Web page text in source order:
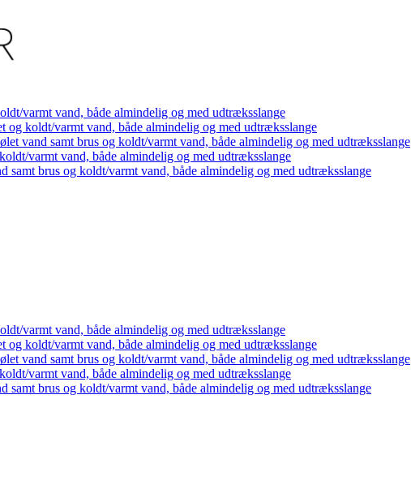
varmt vand, både almindelig og med udtræksslange
og koldt/varmt vand, både almindelig og med udtræksslange
vand samt brus og koldt/varmt vand, både almindelig og med udtræksslange
varmt vand, både almindelig og med udtræksslange
samt brus og koldt/varmt vand, både almindelig og med udtræksslange
varmt vand, både almindelig og med udtræksslange
og koldt/varmt vand, både almindelig og med udtræksslange
vand samt brus og koldt/varmt vand, både almindelig og med udtræksslange
varmt vand, både almindelig og med udtræksslange
samt brus og koldt/varmt vand, både almindelig og med udtræksslange